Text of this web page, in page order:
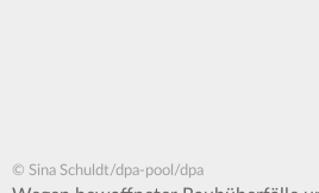
© Sina Schuldt/dpa-pool/dpa